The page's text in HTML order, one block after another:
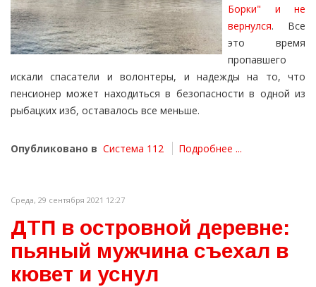
Борки" и не
вернулся. Все
это время
пропавшего
искали спасатели и волонтеры, и надежды на то, что
пенсионер может находиться в безопасности в одной из
рыбацких изб, оставалось все меньше.
Опубликовано в Система 112 Подробнее ...
Среда, 29 сентября 2021 12:27
ДТП в островной деревне:
пьяный мужчина съехал в
кювет и уснул